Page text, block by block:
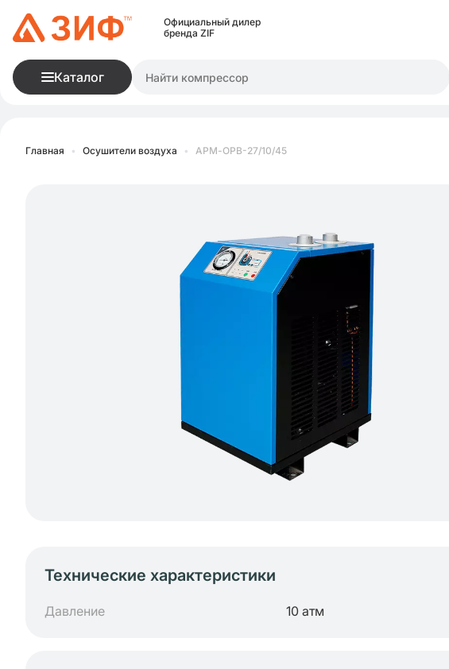
Официальный дилер
бренда ZIF
Каталог
Главная • Осушители воздуха • АРМ-ОРВ-27/10/45
Технические характеристики
Давление 10 атм